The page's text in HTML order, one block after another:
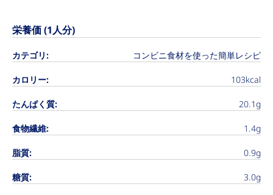
栄養価 (1人分)
カテゴリ:
コンビニ食材を使った簡単レシピ
カロリー:
103kcal
たんぱく質:
20.1g
食物繊維:
1.4g
脂質:
0.9g
糖質:
3.0g